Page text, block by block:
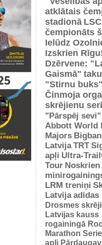
atklātais
stadionā
čempionāts
Ielūdz
Izskrien
Dzērvene:
Gaismā"
"Stirnu buks"
Činmoja
skrējienu
"Pārspēj sevi"
Abbott World
Majors
Latvija TRT
apļi Ultra-
Tour
LRM treniņi
Latvija adidas
Drosmes
Latvijas kauss
rogainingā
Marathon
apļi